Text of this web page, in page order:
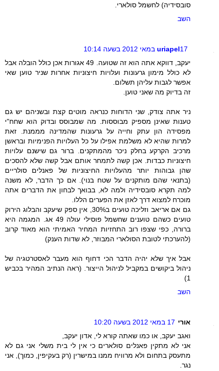
סובסידיה) לחשמל סולארי.
השב
uriapel17 במאי 2012 בשעה 10:14
יעקב, דווקא אתה הוא זה שטועה. 49 אגורות אכן כולל הובלה אבל
לא כולל מימון גרעונות ועלויות חיצוניות אחרות שניר טוען שאי
אפשר לגבות עליהן תשלום.
זה בדיוק מה שאני טוען.
ניר אתה צודק, שני הדוחות כנראה מוטים קצת ובשניהם יש גם
טענות שאינן מספיק מבוססות. מה שמבוסס ובדוק הוא שחח"י
מפסידה הון עתק וחייה על גרעונות שהמדינה מממנת. זאת
למרות שהיא לא משלמת אפילו על כל העלויות הפנימיות ובראשן
מרכיב הקרקע בחלק ניכר מהמתקנים. ברור גם שישנם עלויות
חיצוניות כבדות. אכן קשה לתמחר אותם אבל קשה שלא להסכים
שהן גבוהות יותר מהעלויות החיצוניות של פאנלים סולריים
(בתנאי שהם מותקנים על שטח בנוי). אם כך הדבר, לא משנה
למה תקרא סובסידיה ולמה לא, בבואך לבחון את הדברים אתה
מוכרח למצוא דרך לאזן את הפערים הללו.
גם אם אריאב וזליכה טועים ב30%, אין ספק שיעקב והבלוג הירוק
טועים כשהם טוענים שחשמל פוסילי עולה 49 אג. המגמה היא
ברורה, כפי שצפו רוב התחזיות המחיר האמיתי הוא מאוד קרוב
(להערכתי לטובת הסולארי המבוזר, לא שדות הענק)
אבל איך שלא יהיה הדבר הכי דחוף הוא מעבר לאסטרטגיה של
ניהול ביקושים במקביל לניהול הייצור. (ראה הנתיב המהיר בכביש
1)
השב
אורי 17 במאי 2012 בשעה 10:20
ואגב יעקב, או כמו שאתה קורא לי, אדון יעקב,
אני לא מתקין פאנלים סולארים כי אין לי בית משלי אני גם לא
מתעסק בתחום ולא מרוויח ממנו במישרין (רק בעקיפין, כמוך), אני
נגר.